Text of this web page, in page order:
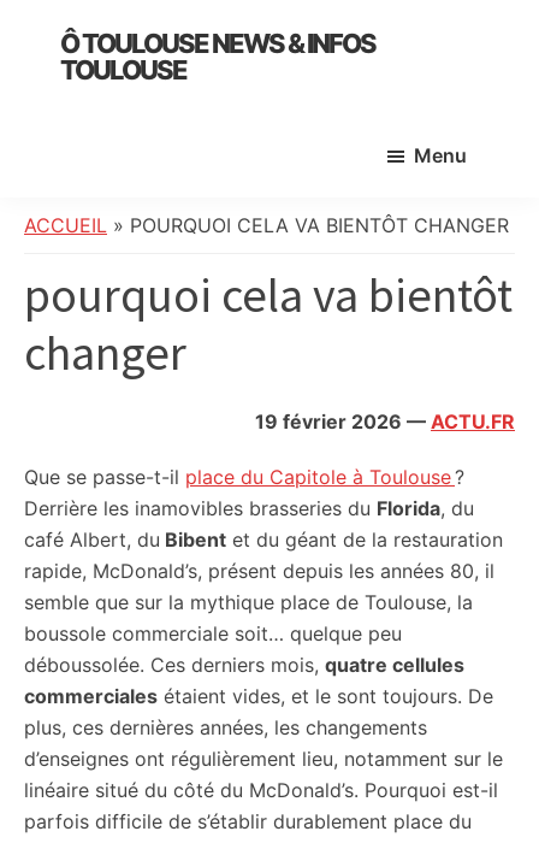
primary
Ô TOULOUSE NEWS & INFOS
TOULOUSE
:
locale,
société,
culture,
politique,
divers
et
initiatives
citoyennes
Menu
ACCUEIL » POURQUOI CELA VA BIENTÔT CHANGER
pourquoi cela va bientôt
changer
19 février 2026 — ACTU.FR
Que se passe-t-il place du Capitole à Toulouse?
Derrière les inamovibles brasseries du Florida, du
café Albert, du Bibent et du géant de la restauration
rapide, McDonald’s, présent depuis les années 80, il
semble que sur la mythique place de Toulouse, la
boussole commerciale soit… quelque peu
déboussolée. Ces derniers mois, quatre cellules
commerciales étaient vides, et le sont toujours. De
plus, ces dernières années, les changements
d’enseignes ont régulièrement lieu, notamment sur le
linéaire situé du côté du McDonald’s. Pourquoi est-il
parfois difficile de s’établir durablement place du